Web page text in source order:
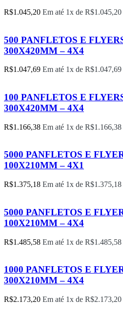
R$1.045,20 Em até 1x de R$1.045,20
500 PANFLETOS E
300X420MM – 4X4
R$1.047,69 Em até 1x de R$1.047,69
100 PANFLETOS E
300X420MM – 4X4
R$1.166,38 Em até 1x de R$1.166,38
5000 PANFLETOS E
100X210MM – 4X1
R$1.375,18 Em até 1x de R$1.375,18
5000 PANFLETOS E
100X210MM – 4X4
R$1.485,58 Em até 1x de R$1.485,58
1000 PANFLETOS E
300X210MM – 4X4
R$2.173,20 Em até 1x de R$2.173,20